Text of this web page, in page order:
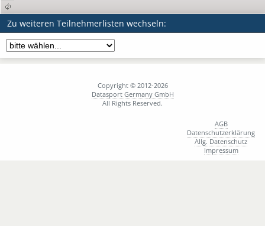
M
Bernhardt Matthias
M
Beutekamp Jeremy
W
Bihr Larissa
W
Bischoff Onica
Bittner Niklas
Bittner Philipp
Zu weiteren Teilnehmerlisten wechseln:
Copyright © 2012-2026
Datasport Germany GmbH
All Rights Reserved.
AGB
Datenschutzerklärung
Allg. Datenschutz
Impressum